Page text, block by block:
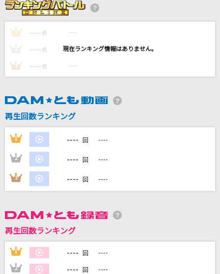
HANA
Would You Like One?
Travis Japan
トンデモワンダーズ
back number
カラオケ最新情報をチェック！
1 ---- 点 ----
---- 点 ----
3 ---- 点 ----
再生回数ランキング
1 ---- 回 ----
2 ---- 回 ----
3 ---- 回 ----
再生回数ランキング
1 ---- 回 ----
2 ---- 回 ----